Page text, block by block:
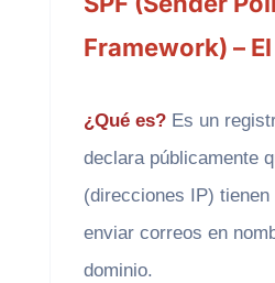
Framework) –
¿Qué es?Es un
declara públicamente
(direcciones IP)
enviar correos en
dominio.